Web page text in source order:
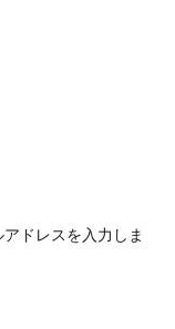
ドレスを入力しま